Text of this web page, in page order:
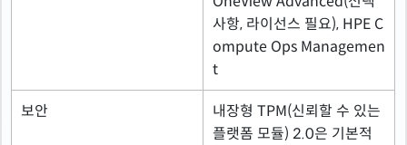
사항, 라이선스 필요), HPE C
ompute Ops Managemen
t
보안
내장형 TPM(신뢰할 수 있는
플랫폼 모듈) 2.0은 기본적